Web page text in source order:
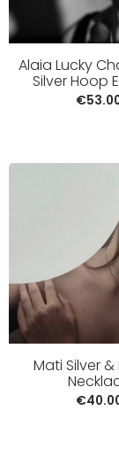
Alaia Lucky
Silver Hoop
€
Mati Silver &
€